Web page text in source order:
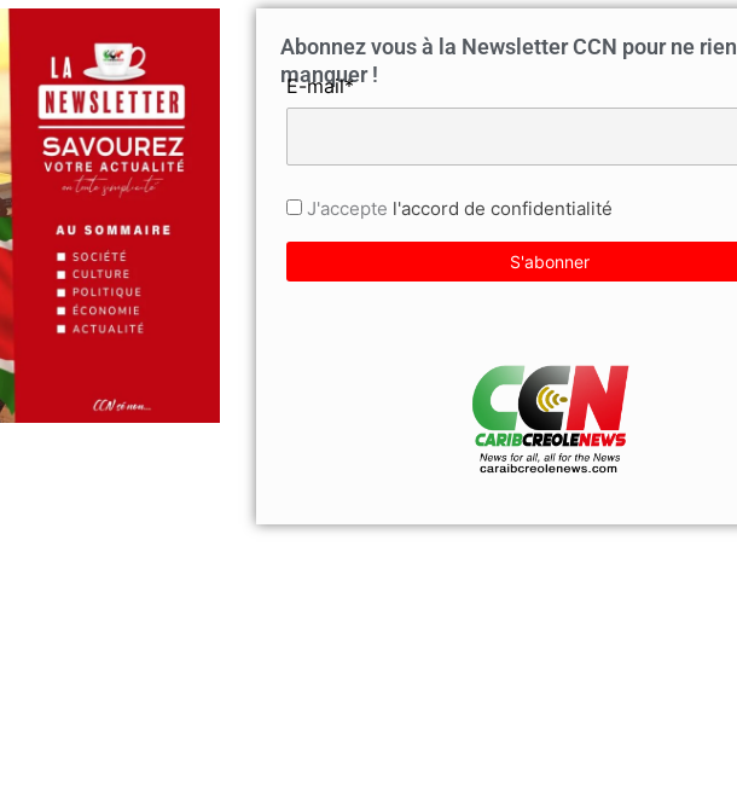
Abonnez vous à la Newsletter CCN pour ne rien
manquer !
E-mail*
J'accepte l'accord de confidentialité
Abonnez-vous à la Newsletter pour ne rien manquer !